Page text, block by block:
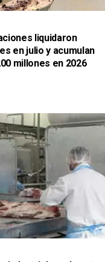
liquidaron
en julio y acumulan
millones en 2026